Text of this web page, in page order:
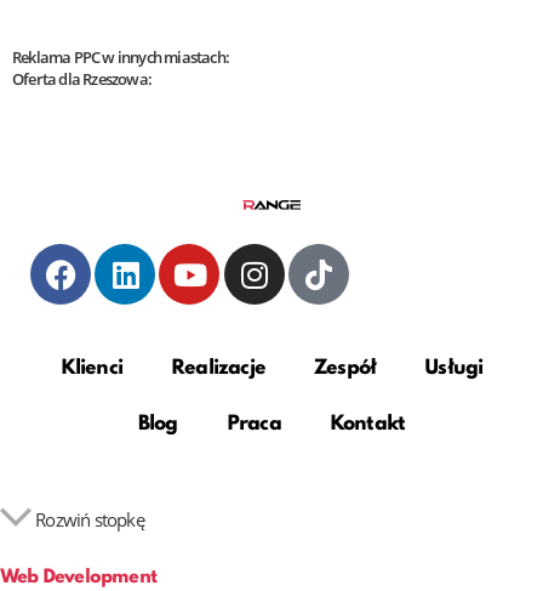
Reklama PPC w innych miastach:
Oferta dla Rzeszowa:
Klienci Realizacje Zespół Usługi
Blog Praca Kontakt
Rozwiń stopkę
Web Development